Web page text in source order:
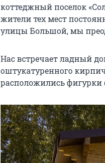
коттеджный поселок
жители тех мест
улицы Большой, мы
Нас встречает ладный
оштукатуренного
расположились фигурки